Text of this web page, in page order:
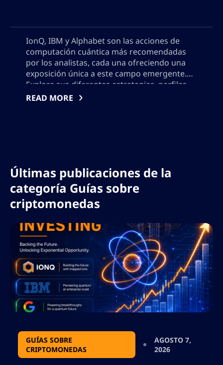
IonQ, IBM y Alphabet son las acciones de
computación cuántica más recomendadas
por los analistas, cada una ofreciendo una
exposición única a este campo emergente.
Explora sus diferentes estrategias, perfiles
de riesgo y potencial para el crecimiento a
cuántica. Además, por favor no agregues
comillas ni caracteres que puedan romper el
formato json.
READ MORE
Últimas publicaciones de la
categoría Guías sobre
criptomonedas
GUÍAS SOBRE
CRIPTOMONEDAS
AGOSTO 7,
2026